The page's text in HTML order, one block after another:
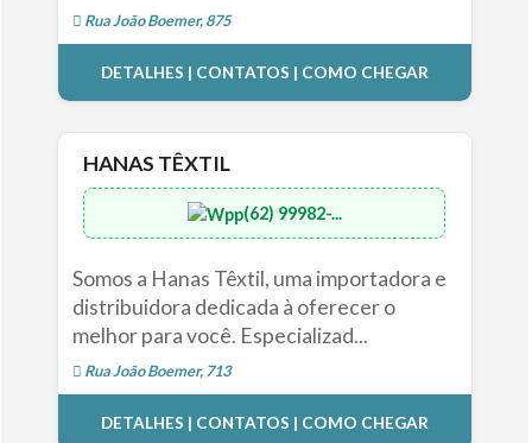
Rua João Boemer, 875
DETALHES | CONTATOS | COMO CHEGAR
HANAS TÊXTIL
(62) 99982-...
Somos a Hanas Têxtil, uma importadora e
distribuidora dedicada à oferecer o
melhor para você. Especializad...
Rua João Boemer, 713
DETALHES | CONTATOS | COMO CHEGAR